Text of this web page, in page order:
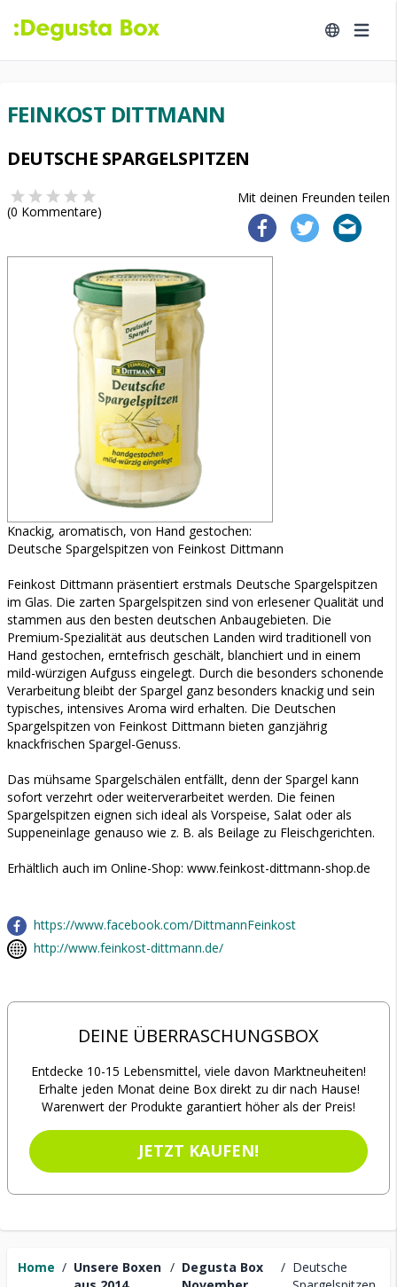
Home / Unsere Boxen / Degusta Box
/ Deutsche
FEINKOST DITTMANN
DEUTSCHE SPARGELSPITZEN
Mit deinen Freunden teilen
(0 Kommentare)
Knackig, aromatisch, von Hand gestochen:
Deutsche Spargelspitzen von Feinkost Dittmann
Feinkost Dittmann präsentiert erstmals Deutsche Spargelspitzen
im Glas. Die zarten Spargelspitzen sind von erlesener Qualität und
stammen aus den besten deutschen Anbaugebieten. Die
Premium-Spezialität aus deutschen Landen wird traditionell von
Hand gestochen, erntefrisch geschält, blanchiert und in einem
mild-würzigen Aufguss eingelegt. Durch die besonders schonende
Verarbeitung bleibt der Spargel ganz besonders knackig und sein
typisches, intensives Aroma wird erhalten. Die Deutschen
Spargelspitzen von Feinkost Dittmann bieten ganzjährig
knackfrischen Spargel-Genuss.
Das mühsame Spargelschälen entfällt, denn der Spargel kann
sofort verzehrt oder weiterverarbeitet werden. Die feinen
Spargelspitzen eignen sich ideal als Vorspeise, Salat oder als
Suppeneinlage genauso wie z. B. als Beilage zu Fleischgerichten.
Erhältlich auch im Online-Shop: www.feinkost-dittmann-shop.de
https://www.facebook.com/DittmannFeinkost
http://www.feinkost-dittmann.de/
DEINE ÜBERRASCHUNGSBOX
Entdecke 10-15 Lebensmittel, viele davon Marktneuheiten!
Erhalte jeden Monat deine Box direkt zu dir nach Hause!
Warenwert der Produkte garantiert höher als der Preis!
JETZT KAUFEN!